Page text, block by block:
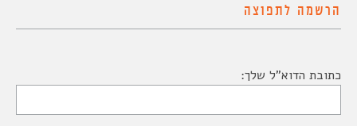
הרשמה לתפוצה
כתובת הדוא"ל שלך: